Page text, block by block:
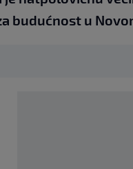
budućnost u